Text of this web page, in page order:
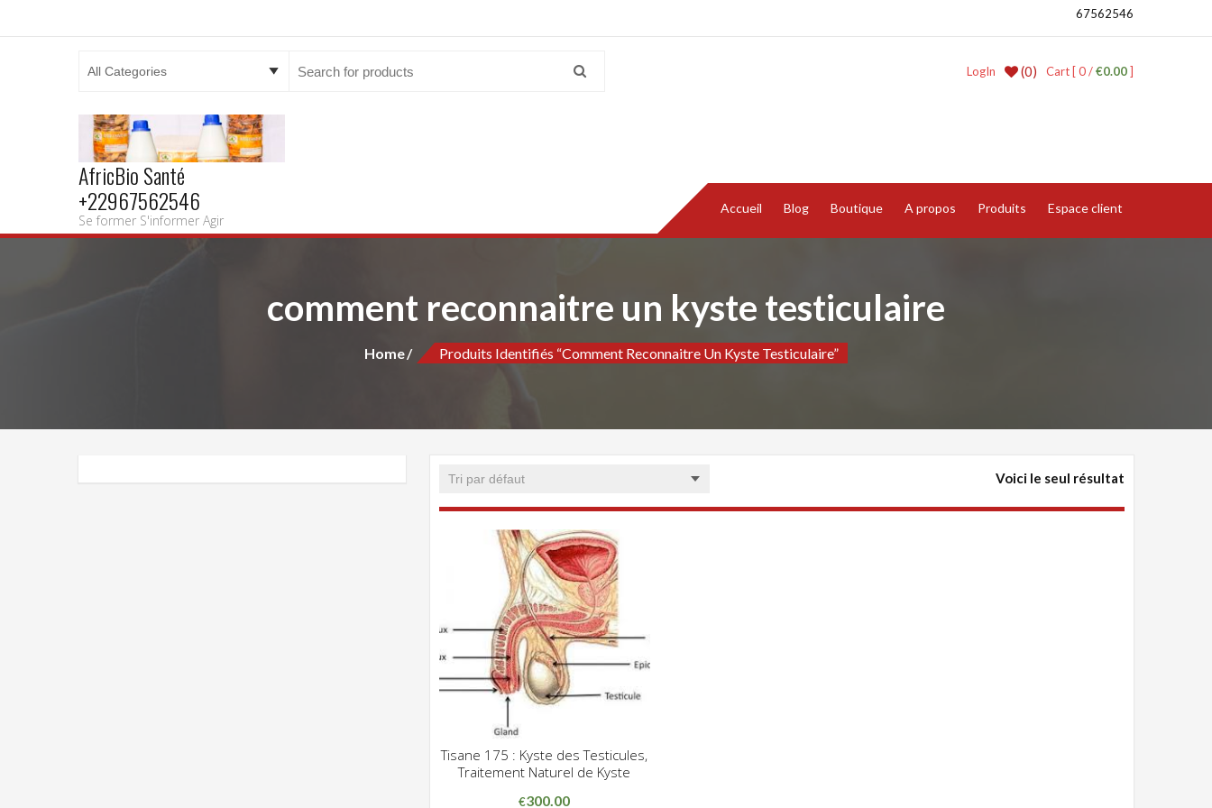
67562546
Cart [ 0 /€0.00]
(0)
LogIn
AfricBio Santé
+22967562546
Se former S'informer Agir
Accueil Blog Boutique A propos Produits Espace client
comment reconnaitre un kyste testiculaire
Home Produits Identifiés “comment Reconnaitre Un Kyste Testiculaire”
Voici le seul résultat
CLIQUEZ POUR VOIR
ADD WISHLIST
Tisane 175 : Kyste des Testicules,
Traitement Naturel de Kyste
€300.00